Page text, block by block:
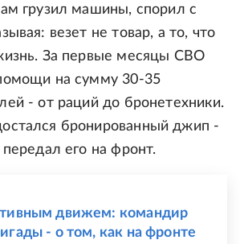
грузил машины, спорил с
везет не товар, а то, что
За первые месяцы СВО
на сумму 30-35
- от раций до бронетехники.
бронированный джип -
его на фронт.
движем: командир
- о том, как на фронте